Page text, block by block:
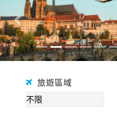
精彩越南
熱門韓國
超夯日本
往前
旅遊區域